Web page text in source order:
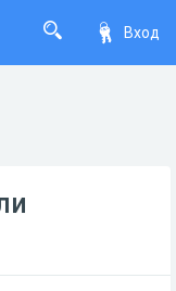
Вход